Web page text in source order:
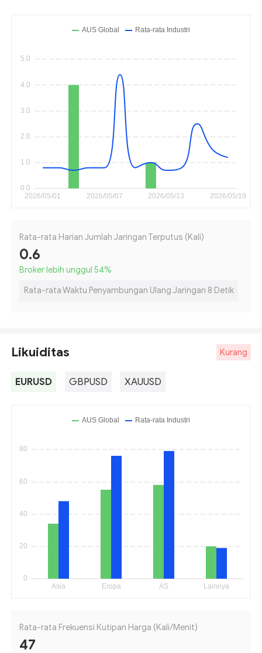
Rata-rata Harian Jumlah Jaringan Terputus (Kali)
0.6
Broker lebih unggul 54%
Rata-rata Waktu Penyambungan Ulang Jaringan 8 Detik
Likuiditas Kurang
EURUSD GBPUSD XAUUSD
Rata-rata Frekuensi Kutipan Harga (Kali/Menit)
47